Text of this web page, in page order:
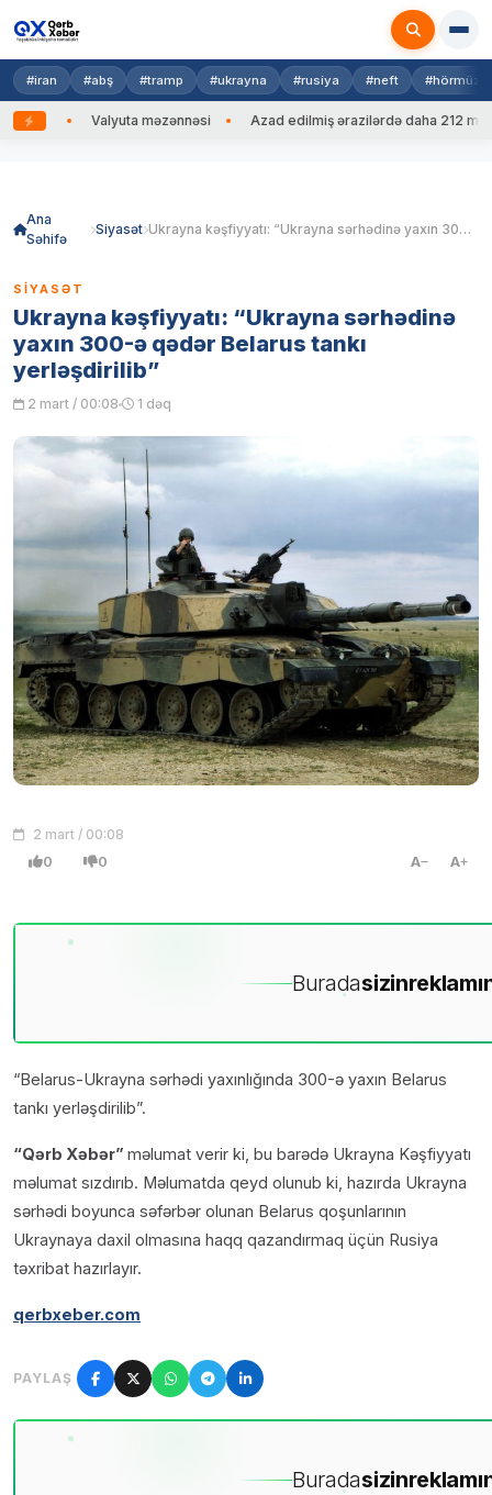
#iran #abş #tramp #ukrayna #rusiya #neft #hörmüz
Valyuta məzənnəsi Azad edilmiş ərazilərdə daha 212 mina,
Ana
Səhifə
Siyasət Ukrayna kəşfiyyatı: “Ukrayna sərhədinə yaxın 300-ə qədər Belarus tankı yerləşdirilib”
SIYASƏT
Ukrayna kəşfiyyatı: “Ukrayna sərhədinə
yaxın 300-ə qədər Belarus tankı
yerləşdirilib”
2 mart / 00:08 1 dəq
2 mart / 00:08
0 0 A A
Buradasizin
“Belarus-Ukrayna sərhədi yaxınlığında 300-ə yaxın Belarus
tankı yerləşdirilib”.
“Qərb Xəbər” məlumat verir ki, bu barədə Ukrayna Kəşfiyyatı
məlumat sızdırıb. Məlumatda qeyd olunub ki, hazırda Ukrayna
sərhədi boyunca səfərbər olunan Belarus qoşunlarının
Ukraynaya daxil olmasına haqq qazandırmaq üçün Rusiya
təxribat hazırlayır.
qerbxeber.com
PAYLAŞ
Buradasizin